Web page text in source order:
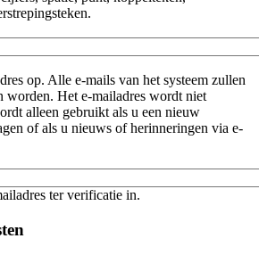
op. Alle e-mails van het systeem zullen
worden. Het e-mailadres wordt niet
alleen gebruikt als u een nieuw
of als u nieuws of herinneringen via e-
ter verificatie in.